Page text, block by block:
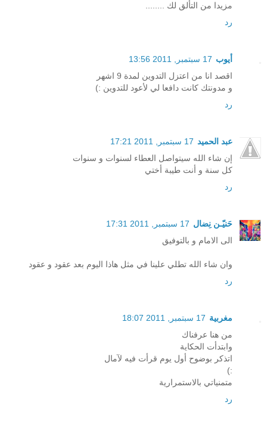
مزيدا من التألق لك ........
رد
أيوب 17 سبتمبر, 2011 13:56
اقصد انا من اعتزل التدوين لمدة 9 اشهر
و مدونتك كانت دافعا لي لأعود للتدوين :)
رد
عبد الحميد 17 سبتمبر, 2011 17:21
إن شاء الله سيتواصل العطاء لسنوات و سنوات
كل سنة و أنت طيبة أختي
رد
حَنيّـن نِضال 17 سبتمبر, 2011 17:31
الى الامام و بالتوفيق
وان شاء الله تطلي علينا في مثل هاذا اليوم بعد عقود و عقود
رد
مغربية 17 سبتمبر, 2011 18:07
من هنا عرفناك
وابتدأت الحكاية
اتذكر بوضوح أول يوم قرأت فيه لآمال
:)
متمنياتي بالاستمرارية
رد